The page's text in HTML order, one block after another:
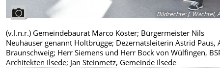
Bildrechte:J. Wachtel,
(v.l.n.r.) Gemeindebaurat Marco Köster; Bürgermeister Nils
Neuhäuser genannt Holtbrügge; Dezernatsleiterin Astrid Paus,
Braunschweig; Herr Siemens und Herr Bock von Wülfingen,
Architekten Ilsede; Jan Steinmetz, Gemeinde Ilsede